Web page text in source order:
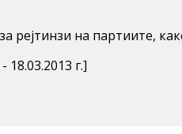
рејтинзи на партиите,
18.03.2013 г.]